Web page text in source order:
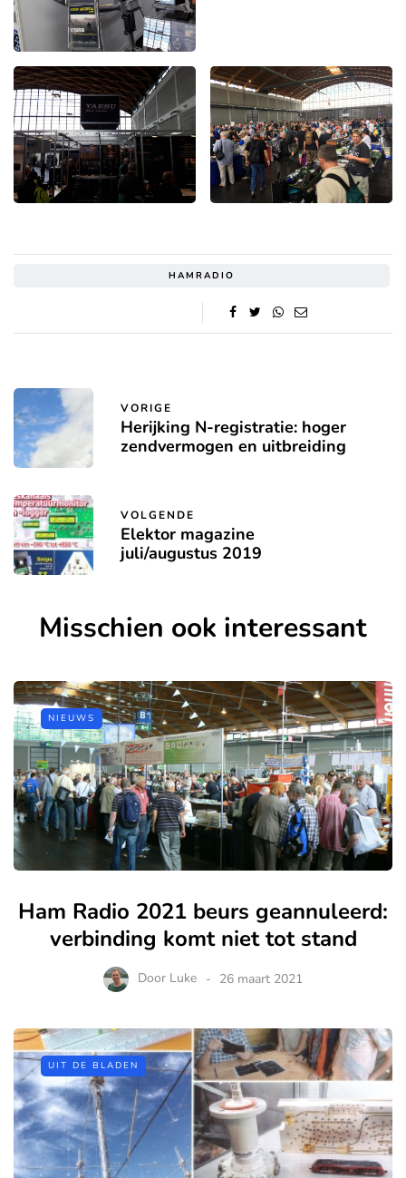
HAMRADIO
VORIGE
Herijking N-registratie: hoger
zendvermogen en uitbreiding
VOLGENDE
Elektor magazine
juli/augustus 2019
Misschien ook interessant
NIEUWS
Ham Radio 2021 beurs geannuleerd:
verbinding komt niet tot stand
Door Luke 26 maart 2021
UIT DE BLADEN